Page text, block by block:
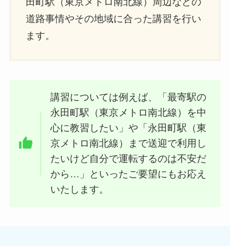
道路事情やその地域に合った講習を行い
ます。
講習については例えば、「最寄駅の
永田町駅（東京メトロ南北線）を中
心に教習したい」や「永田町駅（東
京メトロ南北線）まで送迎で利用し
たいけど自分で運転するのは不安だ
から…」といったご要望にもお応え
いたします。